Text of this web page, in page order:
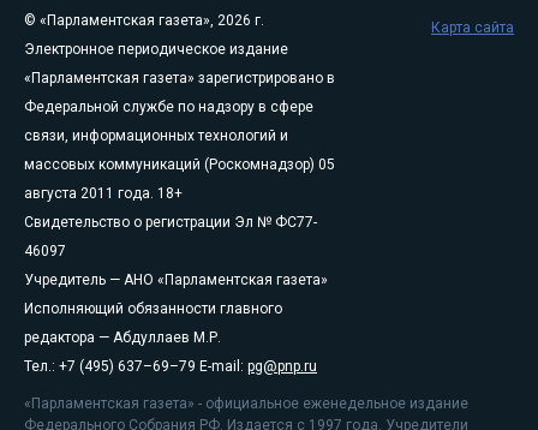
© «Парламентская газета», 2026 г.
Электронное периодическое издание
«Парламентская газета» зарегистрировано в
Федеральной службе по надзору в сфере
связи, информационных технологий и
массовых коммуникаций (Роскомнадзор) 05
августа 2011 года. 18+
Свидетельство о регистрации Эл № ФС77-
46097
Учредитель — АНО «Парламентская газета»
Исполняющий обязанности главного
редактора — Абдуллаев М.Р.
Тел.: +7 (495) 637–69–79 E-mail: pg@pnp.ru
«Парламентская газета» - официальное еженедельное издание
Федерального Собрания РФ. Издается с 1997 года. Учредители
Карта сайта